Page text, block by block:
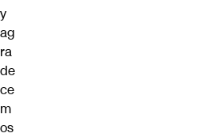
y
ag
ra
de
ce
m
os